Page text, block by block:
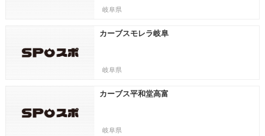
岐阜県
カーブスモレラ岐阜
岐阜県
カーブス平和堂高富
岐阜県